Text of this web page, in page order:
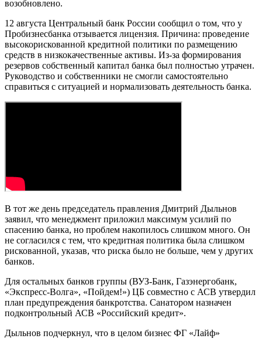
возобновлено.
12 августа Центральный банк России сообщил о том, что у
Пробизнесбанка отзывается лицензия. Причина: проведение
высокорискованной кредитной политики по размещению
средств в низкокачественные активы. Из-за формирования
резервов собственный капитал банка был полностью утрачен.
Руководство и собственники не смогли самостоятельно
справиться с ситуацией и нормализовать деятельность банка.
В тот же день председатель правления Дмитрий Дыльнов
заявил, что менеджмент приложил максимум усилий по
спасению банка, но проблем накопилось слишком много. Он
не согласился с тем, что кредитная политика была слишком
рискованной, указав, что риска было не больше, чем у других
банков.
Для остальных банков группы (ВУЗ-Банк, Газэнергобанк,
«Экспресс-Волга», «Пойдем!») ЦБ совместно с АСВ утвердил
план предупреждения банкротства. Санатором назначен
подконтрольный АСВ «Российский кредит».
Дыльнов подчеркнул, что в целом бизнес ФГ «Лайф»